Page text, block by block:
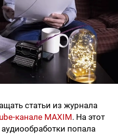
статьи из журнала
канале MAXIM. На этот
попала